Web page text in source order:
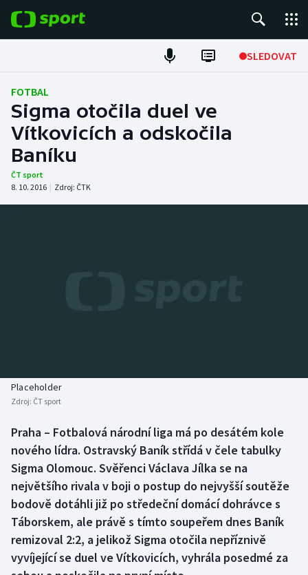
SLEDOVAT
Fotbal
Hokej
Tenis
Atletika
Biatlon
Box
Curling
Dostihy
Florbal
Aplikace ČT sport
FOTBAL
Sigma otočila duel ve
Vítkovicích a odskočila
Baníku
ČT sport
8. 10. 2016 | Zdroj: ČTK
Placeholder
Zdroj: ČT sport
Praha – Fotbalová národní liga má po desátém kole
nového lídra. Ostravský Baník střídá v čele tabulky
Sigma Olomouc. Svěřenci Václava Jílka se na
největšího rivala v boji o postup do nejvyšší soutěže
bodově dotáhli již po středeční domácí dohrávce s
Táborskem, ale právě s tímto soupeřem dnes Baník
remizoval 2:2, a jelikož Sigma otočila nepříznivě
vyvíjející se duel ve Vítkovicích, vyhrála posedmé za